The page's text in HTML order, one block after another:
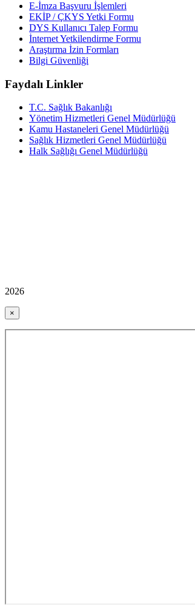
E-İmza Başvuru İşlemleri
EKİP / ÇKYS Yetki Formu
DYS Kullanıcı Talep Formu
İnternet Yetkilendirme Formu
Araştırma İzin Formları
Bilgi Güvenliği
Faydalı Linkler
T.C. Sağlık Bakanlığı
Yönetim Hizmetleri Genel Müdürlüğü
Kamu Hastaneleri Genel Müdürlüğü
Sağlık Hizmetleri Genel Müdürlüğü
Halk Sağlığı Genel Müdürlüğü
2026
×